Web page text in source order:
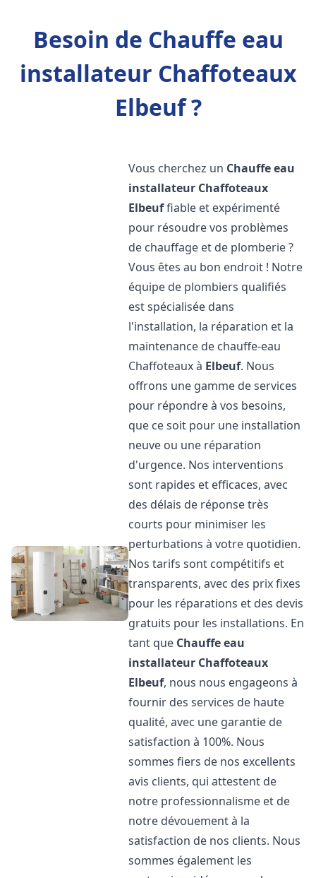
Besoin de Chauffe eau
installateur Chaffoteaux
Elbeuf ?
Vous cherchez un Chauffe eau
installateur Chaffoteaux
Elbeuffiable et expérimenté
pour résoudre vos problèmes
de chauffage et de plomberie ?
Vous êtes au bon endroit ! Notre
équipe de plombiers qualifiés
est spécialisée dans
l'installation, la réparation et la
maintenance de chauffe-eau
Chaffoteaux à Elbeuf. Nous
offrons une gamme de services
pour répondre à vos besoins,
que ce soit pour une installation
neuve ou une réparation
d'urgence. Nos interventions
sont rapides et efficaces, avec
des délais de réponse très
courts pour minimiser les
perturbations à votre quotidien.
Nos tarifs sont compétitifs et
transparents, avec des prix fixes
pour les réparations et des devis
gratuits pour les installations. En
tant que Chauffe eau
installateur Chaffoteaux
Elbeuf, nous nous engageons à
fournir des services de haute
qualité, avec une garantie de
satisfaction à 100%. Nous
sommes fiers de nos excellents
avis clients, qui attestent de
notre professionnalisme et de
notre dévouement à la
satisfaction de nos clients. Nous
sommes également les